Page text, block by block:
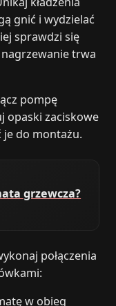
gnić i wydzielać
sprawdzi się
trwa
pompę
opaski zaciskowe
je do montażu.
grzewcza?
połączenia
w obieg